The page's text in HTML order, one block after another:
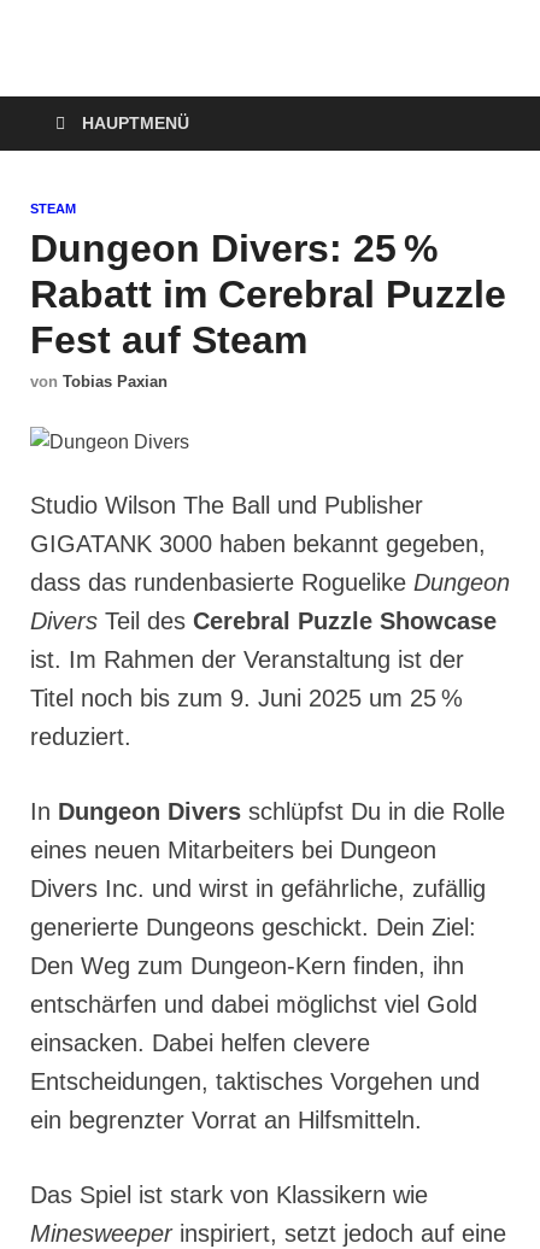
Technoloki: Gaming
und Entertainment
News
Blockbuster, Indie-Perlen und Retro-Klassiker.
HAUPTMENÜ
STEAM
Dungeon Divers: 25 %
Rabatt im Cerebral Puzzle
Fest auf Steam
von Tobias Paxian
Studio Wilson The Ball und Publisher
GIGATANK 3000 haben bekannt gegeben,
dass das rundenbasierte Roguelike Dungeon
Divers Teil des Cerebral Puzzle Showcase
ist. Im Rahmen der Veranstaltung ist der
Titel noch bis zum 9. Juni 2025 um 25 %
reduziert.
In Dungeon Divers schlüpfst Du in die Rolle
eines neuen Mitarbeiters bei Dungeon
Divers Inc. und wirst in gefährliche, zufällig
generierte Dungeons geschickt. Dein Ziel:
Den Weg zum Dungeon-Kern finden, ihn
entschärfen und dabei möglichst viel Gold
einsacken. Dabei helfen clevere
Entscheidungen, taktisches Vorgehen und
ein begrenzter Vorrat an Hilfsmitteln.
Das Spiel ist stark von Klassikern wie
Minesweeperinspiriert, setzt jedoch auf eine